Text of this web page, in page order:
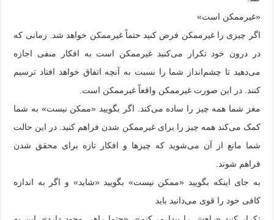
«غیرممکن است»
اگر چیزی را غیرممکن فرض کنید حتماً غیرممکن خواهد شد. زمانی که
در درون خود تکرار می‌کنید غیرممکن است به افکار منفی اجازه
می‌دهید تا چشم‌انداز شما را نسبت به آنچه اتفاق خواهد افتاد ترسیم
کنند. در این صورت غیرممکن واقعاً غیرممکن است.
مغز شما همه چیز را ساده می‌کند. اگر بگویید «ممکن نیست» به شما
کمک می‌کند همه چیز را برای غیرممکن شدن فراهم کنید. در این حالت
شما مانع از آن می‌شوید که چیزها و افکار تازه برای محقق شدن
فراهم شوند.
به جای اینکه بگویید «ممکن نیست» بگویید «شاید» و اگر به اندازه
کافی خود را قوی می‌دانید باید